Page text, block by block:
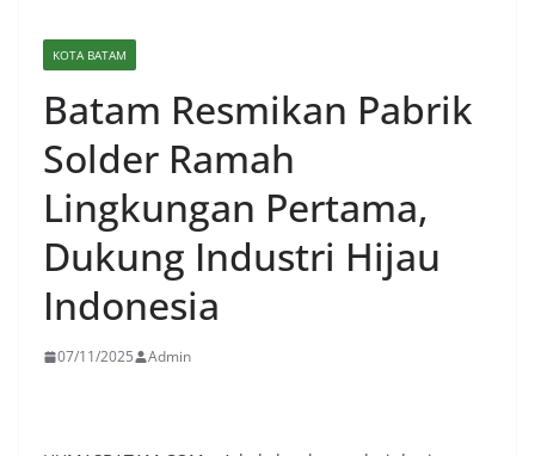
KOTA BATAM
Batam Resmikan Pabrik
Solder Ramah
Lingkungan Pertama,
Dukung Industri Hijau
Indonesia
07/11/2025 Admin